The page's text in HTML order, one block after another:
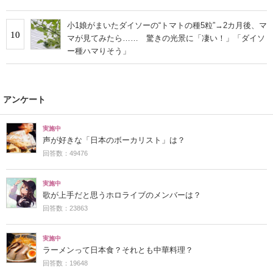
10
小1娘がまいたダイソーの“トマトの種5粒”→2カ月後、マ
マが見てみたら…… 驚きの光景に「凄い！」「ダイソ
ー種ハマりそう」
アンケート
実施中
声が好きな「日本のボーカリスト」は？
回答数：49476
実施中
歌が上手だと思うホロライブのメンバーは？
回答数：23863
実施中
ラーメンって日本食？それとも中華料理？
回答数：19648